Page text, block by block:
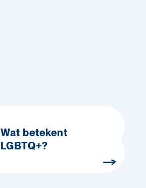
Wat betekent
LGBTQ+?